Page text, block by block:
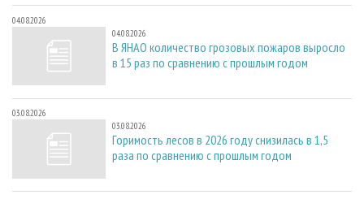
04.08.2026
04.08.2026
В ЯНАО количество грозовых пожаров выросло
в 15 раз по сравнению с прошлым годом
03.08.2026
03.08.2026
Горимость лесов в 2026 году снизилась в 1,5
раза по сравнению с прошлым годом